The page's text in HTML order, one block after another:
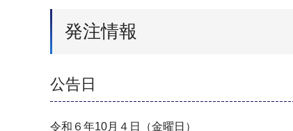
発注情報
公告日
令和６年10月４日（金曜日）